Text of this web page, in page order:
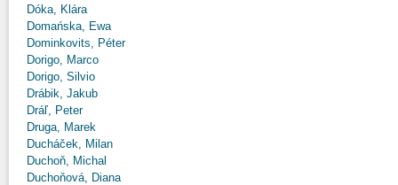
Dóka, Klára
Domańska, Ewa
Dominkovits, Péter
Dorigo, Marco
Dorigo, Silvio
Drábik, Jakub
Dráľ, Peter
Druga, Marek
Ducháček, Milan
Duchoň, Michal
Duchoňová, Diana